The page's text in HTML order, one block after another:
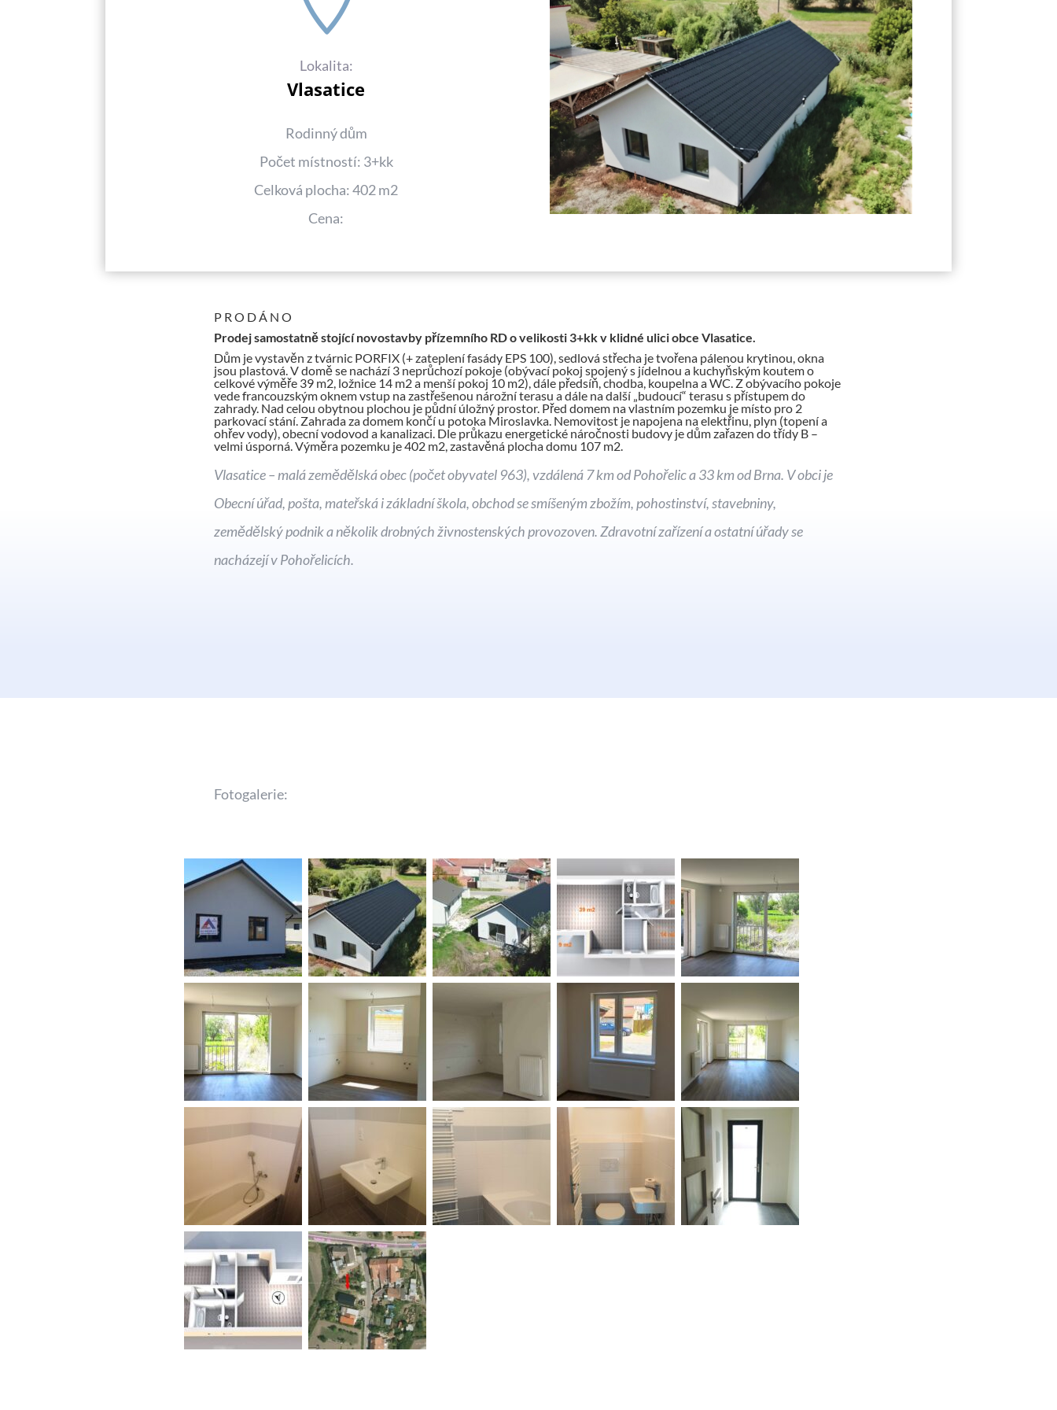
Lokalita:
Vlasatice
Rodinný dům
Počet místností: 3+kk
Celková plocha: 402 m2
Cena:
P R O D Á N O
Prodej samostatně stojící novostavby přízemního RD o velikosti 3+kk v klidné ulici obce Vlasatice.
Dům je vystavěn z tvárnic PORFIX (+ zateplení fasády EPS 100), sedlová střecha je tvořena pálenou krytinou, okna
jsou plastová. V domě se nachází 3 neprůchozí pokoje (obývací pokoj spojený s jídelnou a kuchyňským koutem o
celkové výměře 39 m2, ložnice 14 m2 a menší pokoj 10 m2), dále předsíň, chodba, koupelna a WC. Z obývacího pokoje
vede francouzským oknem vstup na zastřešenou nárožní terasu a dále na další „budoucí“ terasu s přístupem do
zahrady. Nad celou obytnou plochou je půdní úložný prostor. Před domem na vlastním pozemku je místo pro 2
parkovací stání. Zahrada za domem končí u potoka Miroslavka. Nemovitost je napojena na elektřinu, plyn (topení a
ohřev vody), obecní vodovod a kanalizaci. Dle průkazu energetické náročnosti budovy je dům zařazen do třídy B –
velmi úsporná. Výměra pozemku je 402 m2, zastavěná plocha domu 107 m2.
Vlasatice – malá zemědělská obec (počet obyvatel 963), vzdálená 7 km od Pohořelic a 33 km od Brna. V obci je
Obecní úřad, pošta, mateřská i základní škola, obchod se smíšeným zbožím, pohostinství, stavebniny,
zemědělský podnik a několik drobných živnostenských provozoven. Zdravotní zařízení a ostatní úřady se
nacházejí v Pohořelicích.
Fotogalerie: